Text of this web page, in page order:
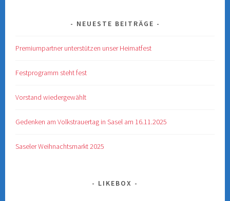
NEUESTE BEITRÄGE
Premiumpartner unterstützen unser Heimatfest
Festprogramm steht fest
Vorstand wiedergewählt
Gedenken am Volkstrauertag in Sasel am 16.11.2025
Saseler Weihnachtsmarkt 2025
LIKEBOX